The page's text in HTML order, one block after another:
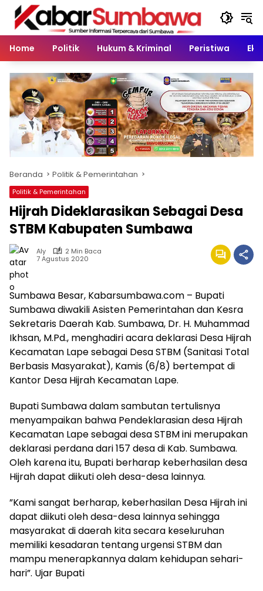
Langsung
konten
Home
Politik Hukum & Kriminal Peristiwa
Beranda Politik & Pemerintahan
Politik & Pemerintahan
Hijrah Dideklarasikan Sebagai Desa
STBM Kabupaten Sumbawa
Aly
2 Min Baca
7 Agustus 2020
Sumbawa Besar, Kabarsumbawa.com – Bupati
Sumbawa diwakili Asisten Pemerintahan dan Kesra
Sekretaris Daerah Kab. Sumbawa, Dr. H. Muhammad
Ikhsan, M.Pd., menghadiri acara deklarasi Desa Hijrah
Kecamatan Lape sebagai Desa STBM (Sanitasi Total
Berbasis Masyarakat), Kamis (6/8) bertempat di
Kantor Desa Hijrah Kecamatan Lape.
Bupati Sumbawa dalam sambutan tertulisnya
menyampaikan bahwa Pendeklarasian desa Hijrah
Kecamatan Lape sebagai desa STBM ini merupakan
deklarasi perdana dari 157 desa di Kab. Sumbawa.
Oleh karena itu, Bupati berharap keberhasilan desa
Hijrah dapat diikuti oleh desa-desa lainnya.
”Kami sangat berharap, keberhasilan Desa Hijrah ini
dapat diikuti oleh desa-desa lainnya sehingga
masyarakat di daerah kita secara keseluruhan
memiliki kesadaran tentang urgensi STBM dan
mampu menerapkannya dalam kehidupan sehari-
hari”. Ujar Bupati